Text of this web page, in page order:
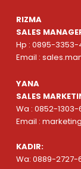
RIZMA
SALES
Hp : 0895-3353-
Email :
YANA
SALES
Wa : 0852-1303-
Email :
KADIR:
Wa: 0889-2727-